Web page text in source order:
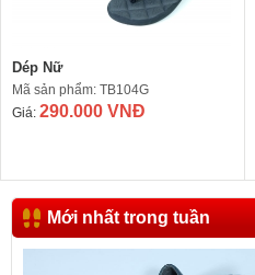
Dép Nữ
Mã sản phẩm: TB104G
Giá: 290.000 VNĐ
Mới nhất trong tuần